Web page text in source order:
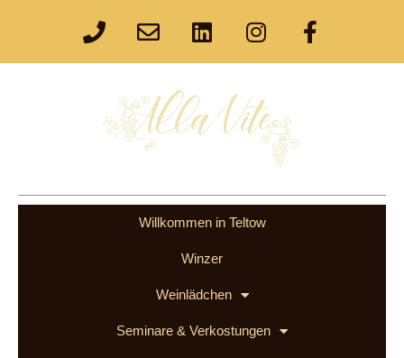
Willkommen in Teltow
Winzer
Weinlädchen
Seminare & Verkostungen